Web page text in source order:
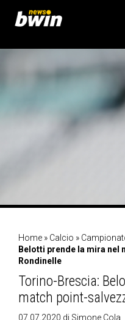
contenuto
Home » Calcio »
Belotti prende la mira
Rondinelle
Torino-Brescia:
match point-
07.07.2020 di Simone Cola